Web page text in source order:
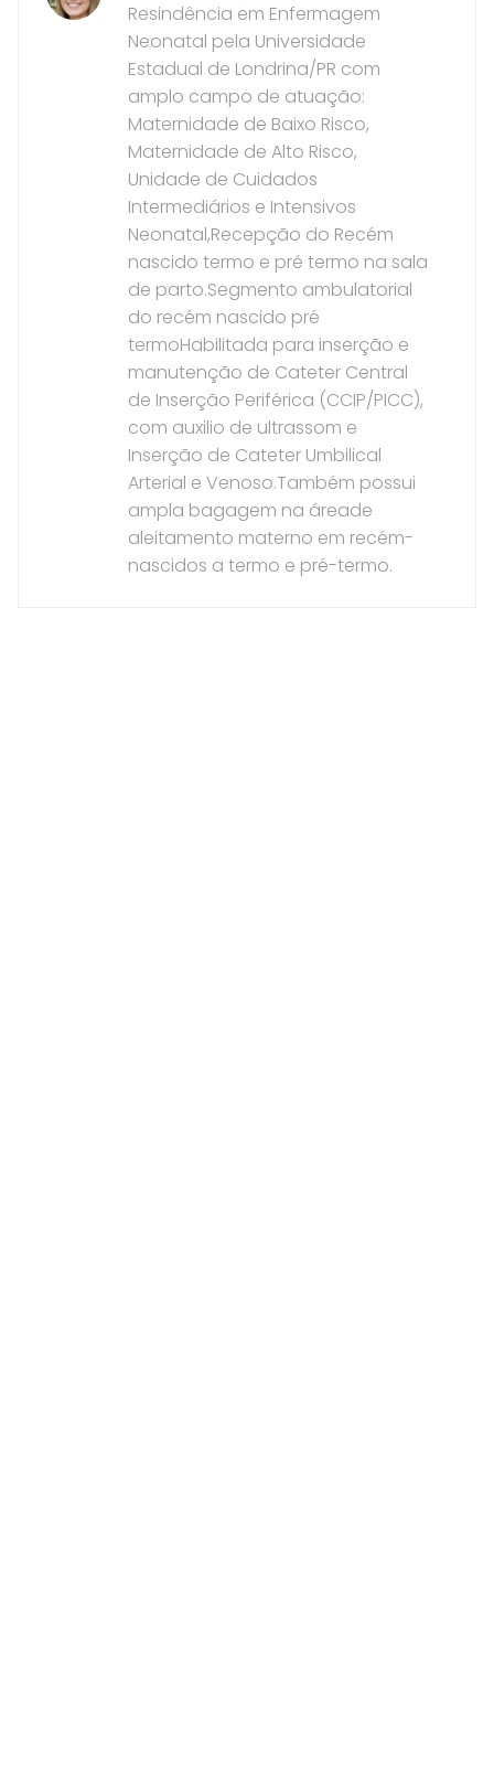
Resindência em Enfermagem
Neonatal pela Universidade
Estadual de Londrina/PR com
amplo campo de atuação:
Maternidade de Baixo Risco,
Maternidade de Alto Risco,
Unidade de Cuidados
Intermediários e Intensivos
Neonatal,Recepção do Recém
nascido termo e pré termo na sala
de parto.Segmento ambulatorial
do recém nascido pré
termoHabilitada para inserção e
manutenção de Cateter Central
de Inserção Periférica (CCIP/PICC),
com auxilio de ultrassom e
Inserção de Cateter Umbilical
Arterial e Venoso.Também possui
ampla bagagem na áreade
aleitamento materno em recém-
nascidos a termo e pré-termo.